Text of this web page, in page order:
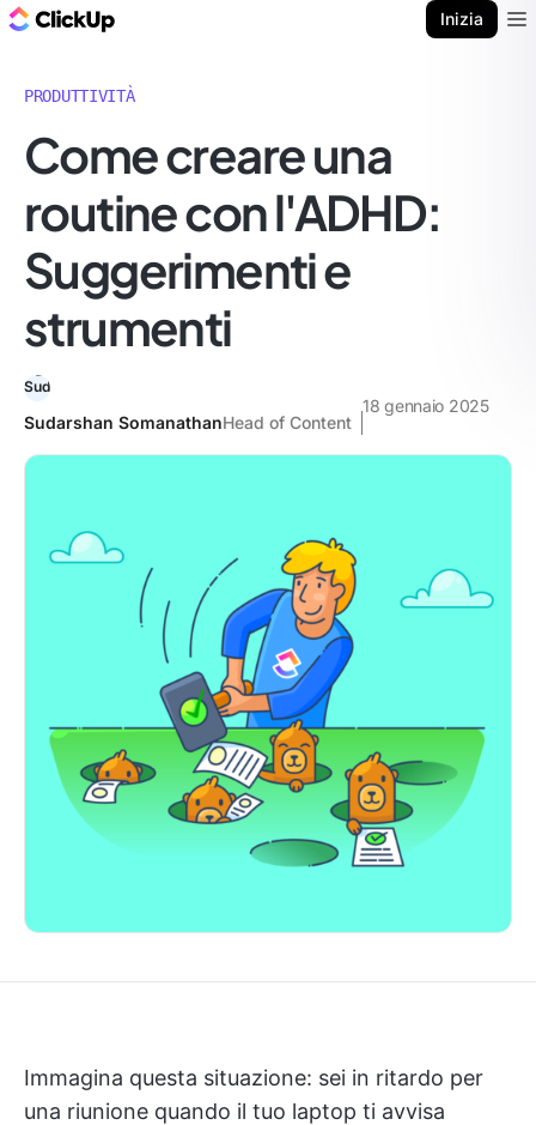
Inizia
PRODUTTIVITÀ
Come creare una
routine con l'ADHD:
Suggerimenti e
strumenti
Sudarshan SomanathanHead of Content
18 gennaio 2025
Immagina questa situazione: sei in ritardo per
una riunione quando il tuo laptop ti avvisa